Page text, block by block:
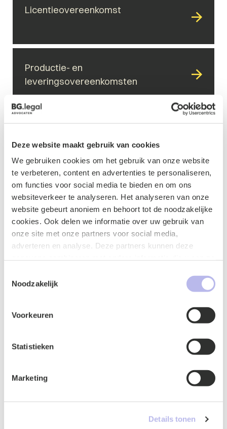
Deze website maakt gebruik van cookies
We gebruiken cookies om het gebruik van onze website
te verbeteren, content en advertenties te personaliseren,
om functies voor social media te bieden en om ons
websiteverkeer te analyseren. Het analyseren van onze
website gebeurt anoniem en behoort tot de noodzakelijke
cookies. Ook delen we informatie over uw gebruik van
onze site met onze partners voor social media,
adverteren en analyse. Deze partners kunnen deze
uw gebruik van hun services.
Noodzakelijk
Voorkeuren
Statistieken
Marketing
Details tonen
Licentieovereenkomst
Productie- en
leveringsovereenkomsten
Samenwerkingsovereenkomsten
Service level agreements (SLA’s)
Gerelateerde
updates